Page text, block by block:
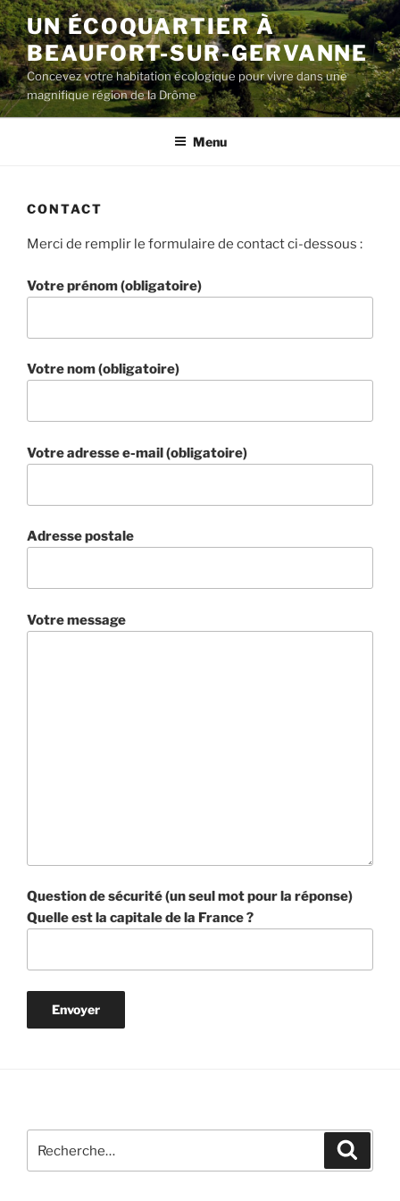
Aller
au
contenu
principal
UN ÉCOQUARTIER À
BEAUFORT-SUR-GERVANNE
Concevez votre habitation écologique pour vivre dans une
magnifique région de la Drôme
Menu
CONTACT
Merci de remplir le formulaire de contact ci-dessous :
Votre prénom (obligatoire)
Votre nom (obligatoire)
Votre adresse e-mail (obligatoire)
Adresse postale
Votre message
Question de sécurité (un seul mot pour la réponse)
Quelle est la capitale de la France ?
pour